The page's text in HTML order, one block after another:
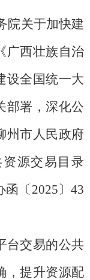
院关于加快建
广西壮族自治
设全国统一大
部署，深化公
州市人民政府
源交易目录
函〔 2025〕43
台交易的公共
，提升资源配